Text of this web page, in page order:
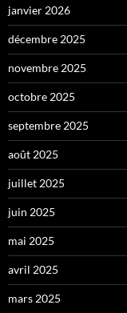
janvier 2026
décembre 2025
novembre 2025
octobre 2025
septembre 2025
août 2025
juillet 2025
juin 2025
mai 2025
avril 2025
mars 2025